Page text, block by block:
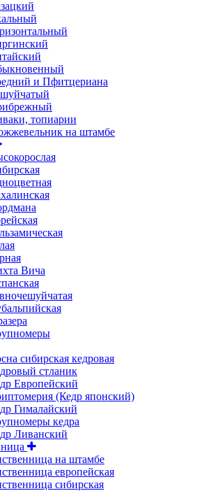
и Пфитцериана
топиарии
на штамбе
Вича
сибирская кедровая
стланик
Европейский
(Кедр японский)
Гималайский
кедра
Ливанский
на штамбе
европейская
сибирская